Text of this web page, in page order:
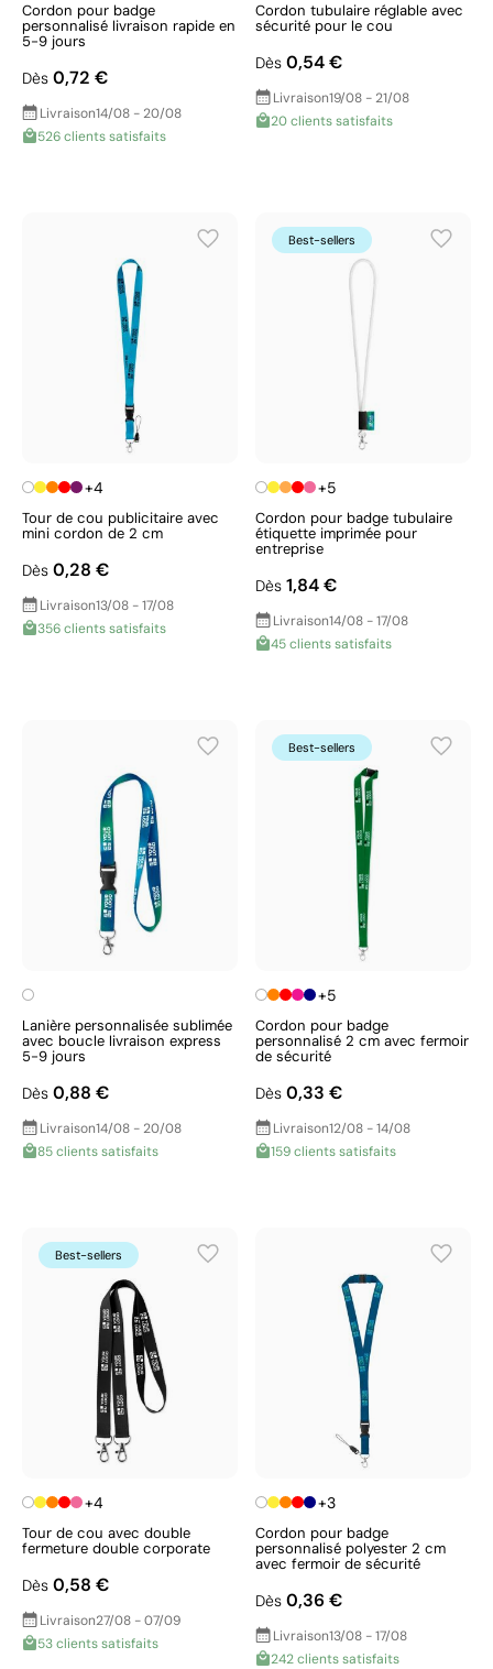
Cordon pour badge
personnalisé livraison rapide en
5-9 jours
Dès 0,72 €
Livraison14/08 - 20/08
526 clients satisfaits
Cordon tubulaire réglable avec
sécurité pour le cou
Dès 0,54 €
Livraison19/08 - 21/08
20 clients satisfaits
+4
Tour de cou publicitaire avec
mini cordon de 2 cm
Dès 0,28 €
Livraison13/08 - 17/08
356 clients satisfaits
Best-sellers
+5
Cordon pour badge tubulaire
étiquette imprimée pour
entreprise
Dès 1,84 €
Livraison14/08 - 17/08
45 clients satisfaits
Lanière personnalisée sublimée
avec boucle livraison express
5-9 jours
Dès 0,88 €
Livraison14/08 - 20/08
85 clients satisfaits
Best-sellers
+5
Cordon pour badge
personnalisé 2 cm avec fermoir
de sécurité
Dès 0,33 €
Livraison12/08 - 14/08
159 clients satisfaits
Best-sellers
+4
Tour de cou avec double
fermeture double corporate
Dès 0,58 €
Livraison27/08 - 07/09
53 clients satisfaits
+3
Cordon pour badge
personnalisé polyester 2 cm
avec fermoir de sécurité
Dès 0,36 €
Livraison13/08 - 17/08
242 clients satisfaits